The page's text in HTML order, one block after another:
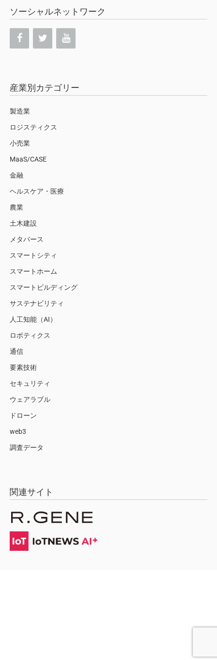
ソーシャルネットワーク
産業別カテゴリー
製造業
ロジスティクス
小売業
MaaS/CASE
金融
ヘルスケア・医療
農業
土木建設
メタバース
スマートシティ
スマートホーム
スマートビルディング
サステナビリティ
人工知能（AI）
ロボティクス
通信
要素技術
セキュリティ
ウェアラブル
ドローン
web3
調査データ
関連サイト